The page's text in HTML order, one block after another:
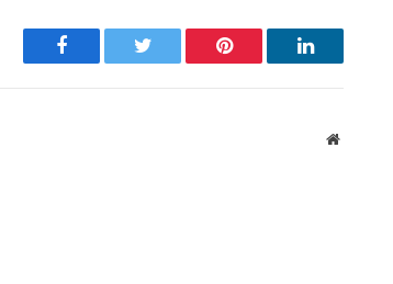
Facebook Twitter Pinterest LinkedIn
Website